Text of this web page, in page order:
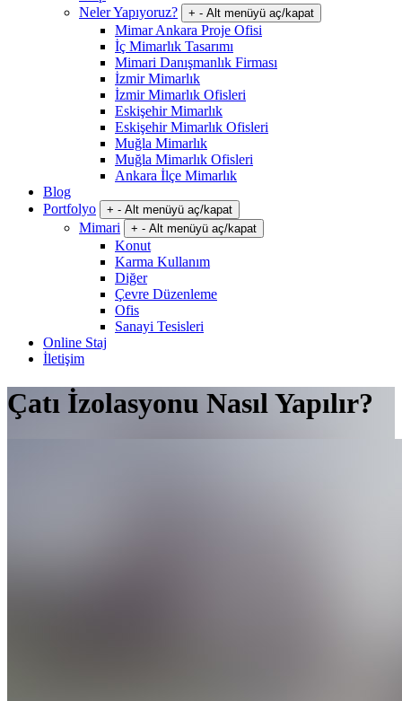
Neler Yapıyoruz?
+ - Alt menüyü aç/kapat
Mimar Ankara Proje Ofisi
İç Mimarlık Tasarımı
Mimari Danışmanlık Firması
İzmir Mimarlık
İzmir Mimarlık Ofisleri
Eskişehir Mimarlık
Eskişehir Mimarlık Ofisleri
Muğla Mimarlık
Muğla Mimarlık Ofisleri
Ankara İlçe Mimarlık
Blog
Portfolyo
+ - Alt menüyü aç/kapat
Mimari + - Alt menüyü aç/kapat
Konut
Karma Kullanım
Diğer
Çevre Düzenleme
Ofis
Sanayi Tesisleri
Online Staj
İletişim
Çatı İzolasyonu Nasıl Yapılır?